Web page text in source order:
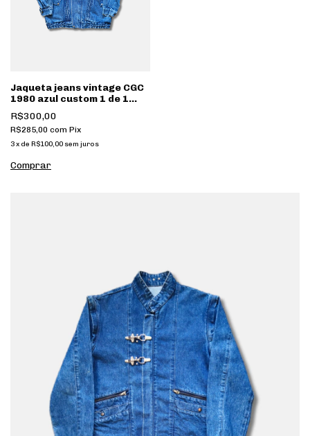
Jaqueta jeans vintage CGC
1980 azul custom 1 de 1
[171]
R$300,00
R$285,00 com Pix
3x de R$100,00 sem juros